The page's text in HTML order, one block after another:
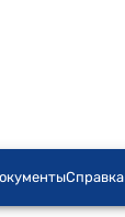
Справка